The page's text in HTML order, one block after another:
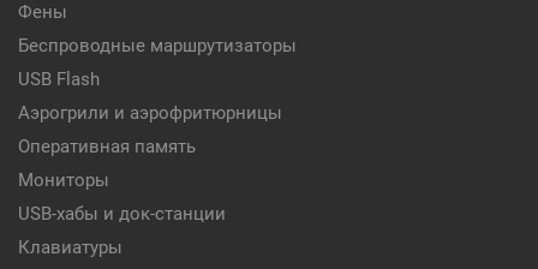
Фены
Беспроводные маршрутизаторы
USB Flash
Аэрогрили и аэрофритюрницы
Оперативная память
Мониторы
USB-хабы и док-станции
Клавиатуры